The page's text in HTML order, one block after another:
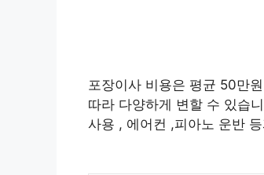
포장이사 비용은 평균 50만
따라 다양하게 변할 수 있습
사용 , 에어컨 ,피아노 운반